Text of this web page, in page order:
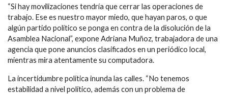
“Si hay movilizaciones tendría que cerrar las operaciones de
trabajo. Ese es nuestro mayor miedo, que hayan paros, o que
algún partido político se ponga en contra de la disolución de la
Asamblea Nacional”, expone Adriana Muñoz, trabajadora de una
agencia que pone anuncios clasificados en un periódico local,
mientras mira atentamente su computadora.
La incertidumbre política inunda las calles. “No tenemos
estabilidad a nivel político, además con un problema de